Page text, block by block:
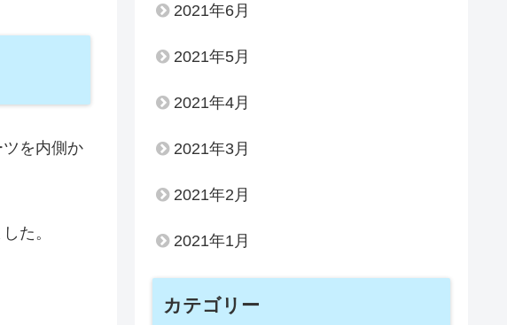
を内側か
た。
2021年6月
2021年5月
2021年4月
2021年3月
2021年2月
2021年1月
カテゴリー